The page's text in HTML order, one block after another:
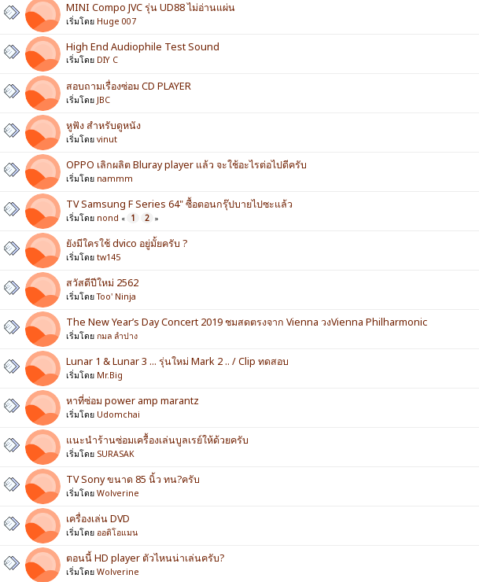
MINI Compo JVC รุ่น UD88 ไม่อ่านแผ่น
เริ่มโดย Huge 007
High End Audiophile Test Sound
เริ่มโดย DIY C
สอบถามเรื่องซ่อม CD PLAYER
เริ่มโดย JBC
หูฟัง สำหรับดูหนัง
เริ่มโดย vinut
OPPO เลิกผลิต Bluray player แล้ว จะใช้อะไรต่อไปดีครับ
เริ่มโดย nammm
TV Samsung F Series 64" ซื้อตอนกรุ๊ปบายไปซะแล้ว
เริ่มโดย nond « 1 2 »
ยังมีใครใช้ dvico อยู่มั้ยครับ ?
เริ่มโดย tw145
สวัสดีปีใหม่ 2562
เริ่มโดยToo' Ninja
The New Year’s Day Concert 2019 ชมสดตรงจาก Vienna วงVienna Philharmonic
เริ่มโดย กมล ลำปาง
Lunar 1 & Lunar 3 ... รุ่นใหม่ Mark 2 .. / Clip ทดสอบ
เริ่มโดย Mr.Big
หาที่ซ่อม power amp marantz
เริ่มโดย Udomchai
แนะนำร้านซ่อมเครื้องเล่นบูลเรย์ให้ด้วยครับ
เริ่มโดย SURASAK
TV Sony ขนาด 85 นิ้ว ทน?ครับ
เริ่มโดย Wolverine
เครื่องเล่น DVD
เริ่มโดย ออดิโอแมน
ตอนนี้ HD player ตัวไหนน่าเล่นครับ?
เริ่มโดย Wolverine